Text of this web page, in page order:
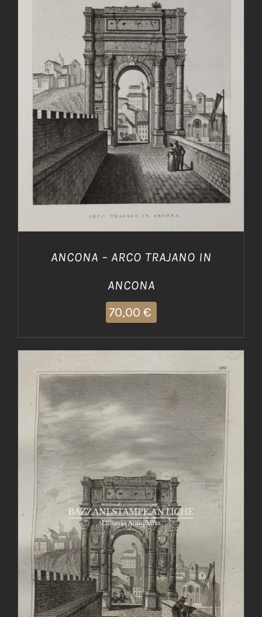
AGGIUNGI AL CARRELLO / DETTAGLI
ANCONA – ARCO TRAJANO IN
ANCONA
70,00 €
AGGIUNGI AL CARRELLO / DETTAGLI